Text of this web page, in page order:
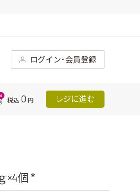
ログイン･会員登録
0
税込 0 円 レジに進む
×4個 *